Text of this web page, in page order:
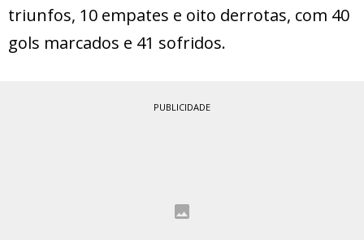
triunfos, 10 empates e oito derrotas, com 40
gols marcados e 41 sofridos.
PUBLICIDADE